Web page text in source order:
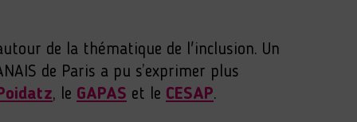
de la thématique de l'inclusion. Un
de Paris a pu s’exprimer plus
, le GAPAS et le CESAP.